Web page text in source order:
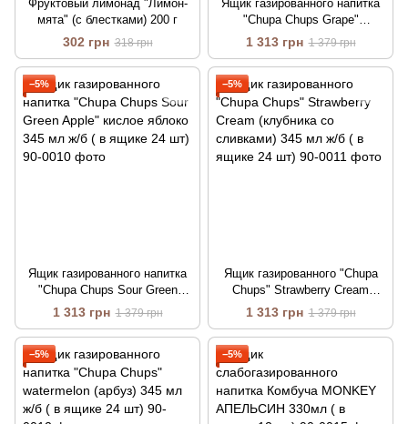
Фруктовый лимонад "Лимон-
мята" (с блестками) 200 г
302 грн 318 грн
Ящик газированного напитка
"Chupa Chups Grape"
(виноград ) 345 мл ж/б ( в
ящике 24 шт)
1 313 грн 1 379 грн
−5%
Ящик газированного напитка
"Chupa Chups Sour Green
Apple" кислое яблоко 345 мл
ж/б ( в ящике 24 шт)
1 313 грн 1 379 грн
−5%
Ящик газированного "Chupa
Chups" Strawberry Cream
(клубника со сливками) 345
мл ж/б ( в ящике 24 шт)
1 313 грн 1 379 грн
−5% −5%